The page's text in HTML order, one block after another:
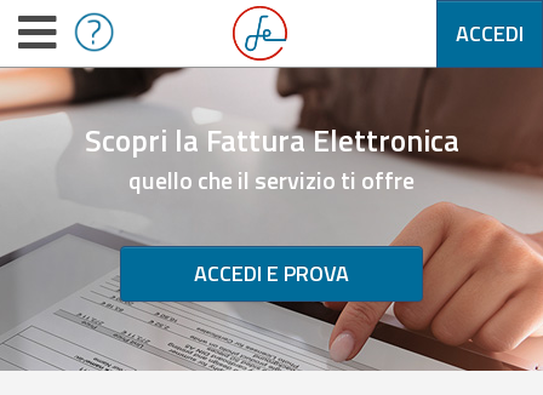
ACCEDI
Scopri la Fattura Elettronica
quello che il servizio ti offre
ACCEDI E PROVA